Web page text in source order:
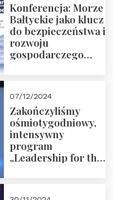
Konferencja: Morze
Bałtyckie jako klucz
do bezpieczeństwa i
rozwoju
gospodarczego
ZAPRASZAMY
07/12/2024
Zakończyliśmy
ośmiotygodniowy,
intensywny
program
„Leadership for the